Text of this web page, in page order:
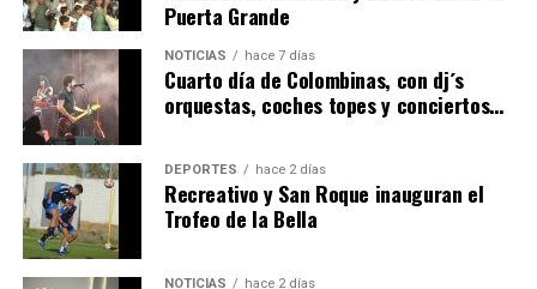
4º DÍA DE LAS FIESTAS COLOMBINAS 2026
hace 7 días Huelvatv
Puerta Grande
NOTICIAS hace 7 días
Cuarto día de Colombinas, con dj´s
orquestas, coches topes y conciertos…
DEPORTES hace 2 días
Recreativo y San Roque inauguran el
Trofeo de la Bella
NOTICIAS hace 2 días